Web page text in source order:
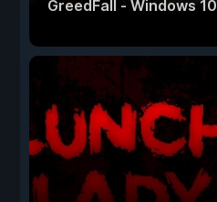
GreedFall - Windows 10